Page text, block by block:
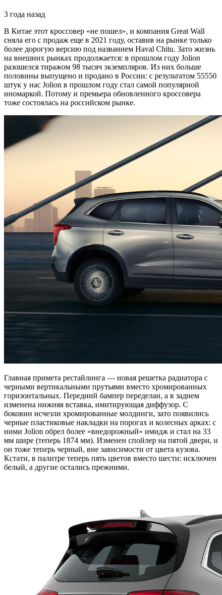
3 года назад
В Китае этот кроссовер «не пошел», и компания Great Wall
сняла его с продаж еще в 2021 году, оставив на рынке только
более дорогую версию под названием Haval Chitu. Зато жизнь
на внешних рынках продолжается: в прошлом году Jolion
разошелся тиражом 98 тысяч экземпляров. Из них больше
половины выпущено и продано в России: с результатом 55550
штук у нас Jolion в прошлом году стал самой популярной
иномаркой. Потому и премьера обновленного кроссовера
тоже состоялась на российском рынке.
Главная примета рестайлинга — новая решетка радиатора с
черными вертикальными прутьями вместо хромированных
горизонтальных. Передний бампер переделан, а в заднем
изменена нижняя вставка, имитирующая диффузор. С
боковин исчезли хромированные молдинги, зато появились
черные пластиковые накладки на порогах и колесных арках: с
ними Jolion обрел более «внедорожный» имидж и стал на 33
мм шире (теперь 1874 мм). Изменен спойлер на пятой двери, и
он тоже теперь черный, вне зависимости от цвета кузова.
Кстати, в палитре теперь пять цветов вместо шести: исключен
белый, а другие остались прежними.